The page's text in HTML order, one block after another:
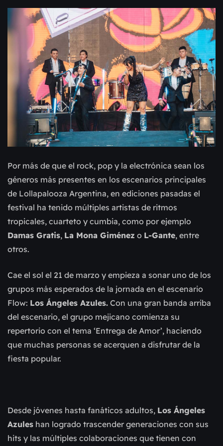
Por más de que el rock, pop y la electrónica sean los
géneros más presentes en los escenarios principales
de Lollapalooza Argentina, en ediciones pasadas el
festival ha tenido múltiples artistas de ritmos
tropicales, cuarteto y cumbia, como por ejemplo
Damas Gratis, La Mona Giménez o L-Gante, entre
otros.
Cae el sol el 21 de marzo y empieza a sonar uno de los
grupos más esperados de la jornada en el escenario
Flow: Los Ángeles Azules. Con una gran banda arriba
del escenario, el grupo mejicano comienza su
repertorio con el tema ‘Entrega de Amor’, haciendo
que muchas personas se acerquen a disfrutar de la
fiesta popular.
Desde jóvenes hasta fanáticos adultos, Los Ángeles
Azules han logrado trascender generaciones con sus
hits y las múltiples colaboraciones que tienen con